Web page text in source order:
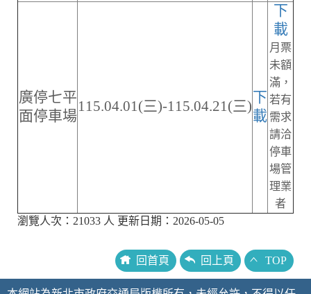
廣停七平
面停車場
115.04.01(三)-115.04.21(三)
下
載
下
載
月票
未額
滿，
若有
需求
請洽
停車
場管
理業
者
瀏覽人次：21033 人 更新日期：2026-05-05
回首頁 回上頁 TOP